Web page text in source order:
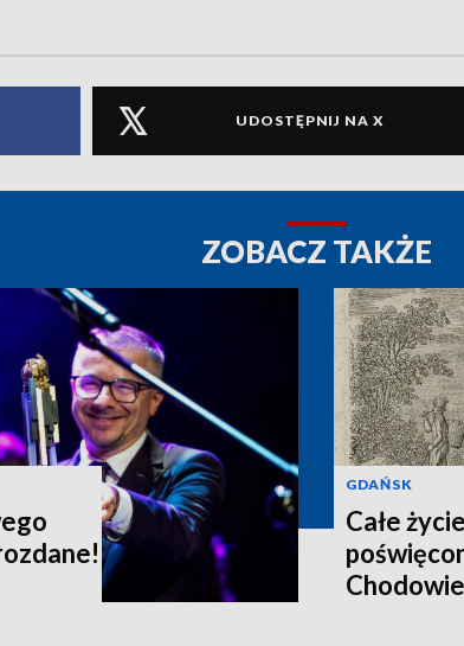
UDOSTĘPNIJ NA X
ZOBACZ TAKŻE
GDAŃSK
Całe